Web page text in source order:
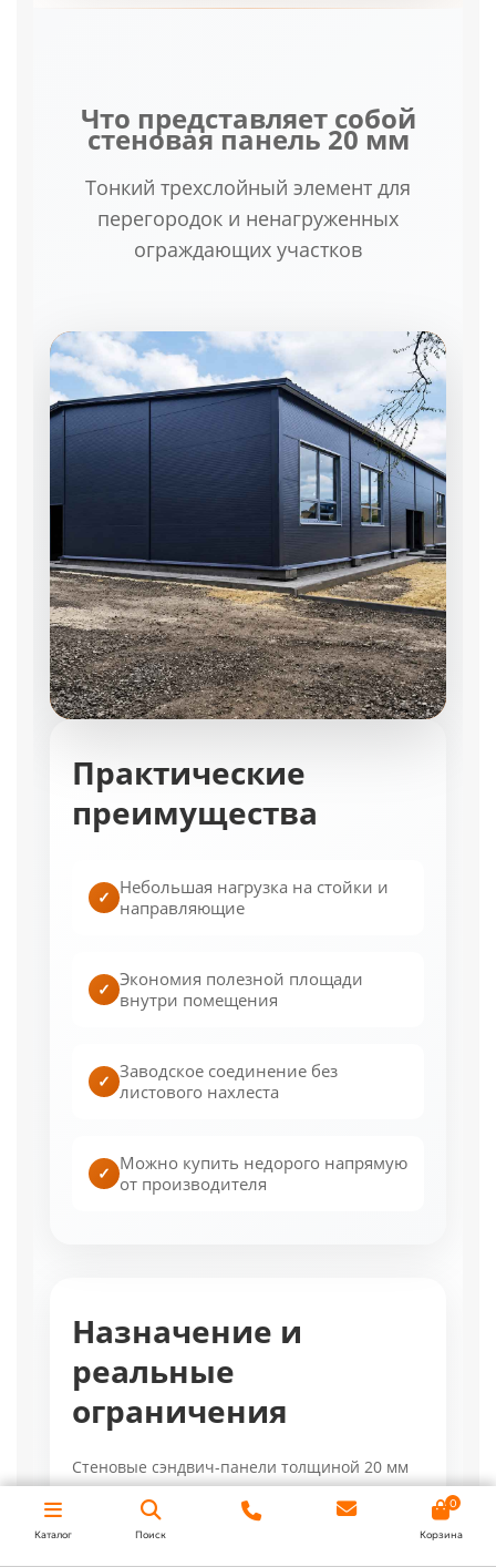
Что представляет собой
стеновая панель 20 мм
Тонкий трехслойный элемент для
перегородок и ненагруженных
ограждающих участков
Практические
преимущества
✓ Небольшая нагрузка на стойки и
направляющие
✓ Экономия полезной площади
внутри помещения
✓ Заводское соединение без
листового нахлеста
✓ Можно купить недорого напрямую
от производителя
Назначение и
реальные
ограничения
Стеновые сэндвич-панели толщиной 20 мм
применяют внутри зданий: для офисных и
складских перегородок, кабин, постов
Каталог Поиск
0
Корзина